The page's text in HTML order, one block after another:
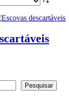
Pesquisar